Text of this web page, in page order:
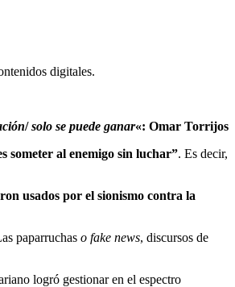
digitales.
/solo se puede ganar«: Omar Torrijos
someter al enemigo sin luchar”. Es decir,
usados por el sionismo contra la
paparruchas o fake news, discursos de
logró gestionar en el espectro